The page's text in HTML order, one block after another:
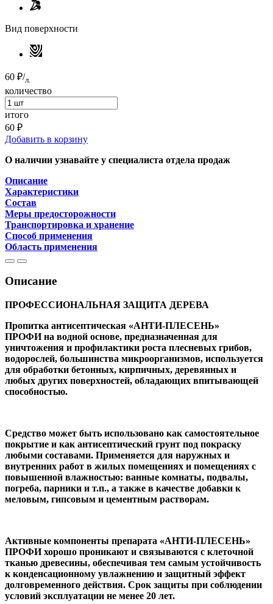
Вид поверхности
60 ₽/л.
количество
итого
60 ₽
Добавить в корзину
О наличии узнавайте у специалиста отдела продаж
Описание
Характеристики
Состав
Меры предосторожности
Транспортировка и хранение
Способ применения
Область применения
Описание
ПРОФЕССИОНАЛЬНАЯ ЗАЩИТА ДЕРЕВА
Пропитка антисептическая «АНТИ-ПЛЕСЕНЬ»
ПРОФИ на водной основе, предназначенная для
уничтожения и профилактики роста плесневых грибов,
водорослей, большинства микроорганизмов, используется
для обработки бетонных, кирпичных, деревянных и
любых других поверхностей, обладающих впитывающей
способностью.
Средство может быть использовано как самостоятельное
покрытие и как антисептический грунт под покраску
любыми составами. Применяется для наружных и
внутренних работ в жилых помещениях и помещениях с
повышенной влажностью: ванные комнаты, подвалы,
погреба, парники и т.п., а также в качестве добавки к
меловым, гипсовым и цементным растворам.
Активные компоненты препарата «АНТИ-ПЛЕСЕНЬ»
ПРОФИ хорошо проникают и связываются с клеточной
тканью древесины, обеспечивая тем самым устойчивость
к конденсационному увлажнению и защитный эффект
долговременного действия. Срок защиты при соблюдении
условий эксплуатации не менее 20 лет.